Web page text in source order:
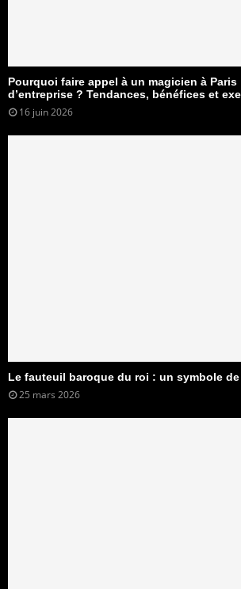
Pourquoi faire appel à un magicien à
d’entreprise ? Tendances, bénéfices et
16 juin 2026
Le fauteuil baroque du roi : un symbole
25 mars 2026